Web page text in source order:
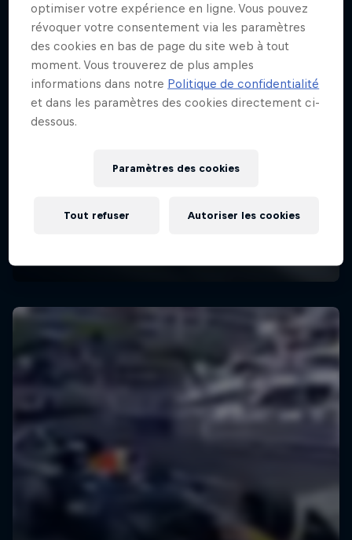
optimiser votre expérience en ligne. Vous pouvez
révoquer votre consentement via les paramètres
des cookies en bas de page du site web à tout
moment. Vous trouverez de plus amples
informations dans notre Politique de confidentialité
et dans les paramètres des cookies directement ci-
dessous.
Paramètres des cookies
Tout refuser Autoriser les cookies